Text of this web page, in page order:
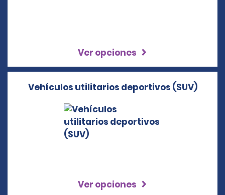
Ver opciones
Vehículos utilitarios deportivos (SUV)
Ver opciones